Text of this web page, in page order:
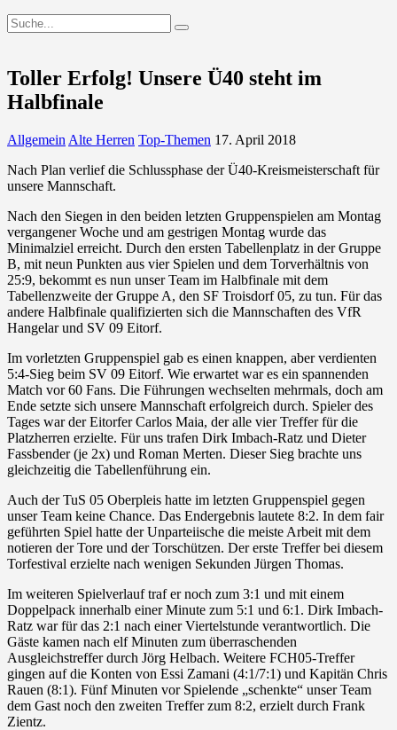
Toller Erfolg! Unsere Ü40 steht im
Halbfinale
Allgemein Alte Herren Top-Themen 17. April 2018
Nach Plan verlief die Schlussphase der Ü40-Kreismeisterschaft für
unsere Mannschaft.
Nach den Siegen in den beiden letzten Gruppenspielen am Montag
vergangener Woche und am gestrigen Montag wurde das
Minimalziel erreicht. Durch den ersten Tabellenplatz in der Gruppe
B, mit neun Punkten aus vier Spielen und dem Torverhältnis von
25:9, bekommt es nun unser Team im Halbfinale mit dem
Tabellenzweite der Gruppe A, den SF Troisdorf 05, zu tun. Für das
andere Halbfinale qualifizierten sich die Mannschaften des VfR
Hangelar und SV 09 Eitorf.
Im vorletzten Gruppenspiel gab es einen knappen, aber verdienten
5:4-Sieg beim SV 09 Eitorf. Wie erwartet war es ein spannenden
Match vor 60 Fans. Die Führungen wechselten mehrmals, doch am
Ende setzte sich unsere Mannschaft erfolgreich durch. Spieler des
Tages war der Eitorfer Carlos Maia, der alle vier Treffer für die
Platzherren erzielte. Für uns trafen Dirk Imbach-Ratz und Dieter
Fassbender (je 2x) und Roman Merten. Dieser Sieg brachte uns
gleichzeitig die Tabellenführung ein.
Auch der TuS 05 Oberpleis hatte im letzten Gruppenspiel gegen
unser Team keine Chance. Das Endergebnis lautete 8:2. In dem fair
geführten Spiel hatte der Unparteiische die meiste Arbeit mit dem
notieren der Tore und der Torschützen. Der erste Treffer bei diesem
Torfestival erzielte nach wenigen Sekunden Jürgen Thomas.
Im weiteren Spielverlauf traf er noch zum 3:1 und mit einem
Doppelpack innerhalb einer Minute zum 5:1 und 6:1. Dirk Imbach-
Ratz war für das 2:1 nach einer Viertelstunde verantwortlich. Die
Gäste kamen nach elf Minuten zum überraschenden
Ausgleichstreffer durch Jörg Helbach. Weitere FCH05-Treffer
gingen auf die Konten von Essi Zamani (4:1/7:1) und Kapitän Chris
Rauen (8:1). Fünf Minuten vor Spielende „schenkte“ unser Team
dem Gast noch den zweiten Treffer zum 8:2, erzielt durch Frank
Zientz.